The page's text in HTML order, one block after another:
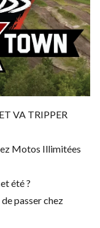
VA TRIPPER
Motos Illimitées
été ?
passer chez